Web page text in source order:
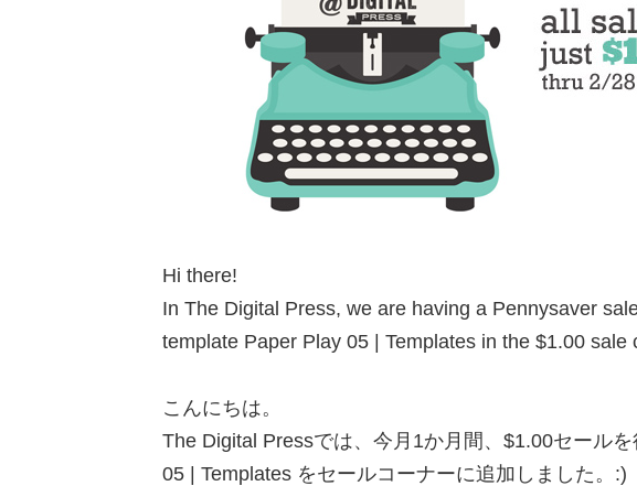
Hi there!
In The Digital Press, we are having a Pennysaver
template Paper Play 05 | Templates in the $1.00 sale
こんにちは。
The Digital Pressでは、今月1か月間、$1.00セール
05 | Templates をセールコーナーに追加しました。:)